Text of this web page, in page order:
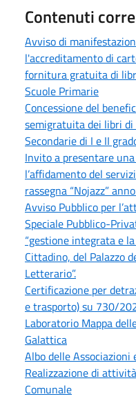
Contenuti
Avviso di
l'accreditamento di
fornitura gratuita di
Scuole Primarie
Concessione del
semigratuita dei libri
Secondarie di I e II
Invito a presentare
l’affidamento del
rassegna “Nojazz”
Avviso Pubblico per
Speciale Pubblico-
“gestione integrata e
Cittadino, del Palazzo
Letterario”.
Certificazione per
e trasporto) su 730/
Laboratorio Mappa
Galattica
Albo delle
Realizzazione di
Comunale